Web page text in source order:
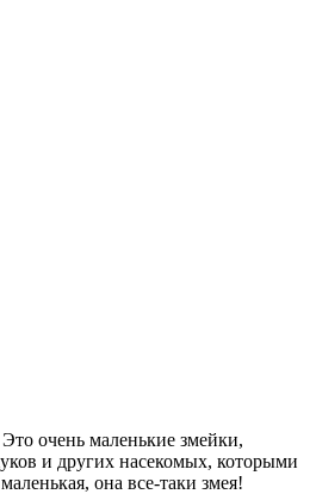
очень маленькие змейки,
и других насекомых, которыми
она все-таки змея!